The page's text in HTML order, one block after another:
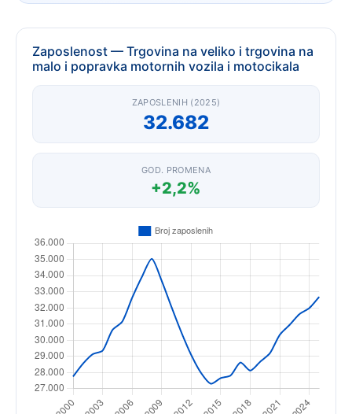
Zaposlenost — Trgovina na veliko i trgovina na
malo i popravka motornih vozila i motocikala
ZAPOSLENIH (2025)
32.682
GOD. PROMENA
+2,2%